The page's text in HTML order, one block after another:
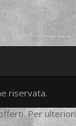
twittergoogleplus
facebook
riservata.
Per